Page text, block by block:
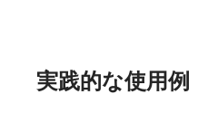
実践的な使用例